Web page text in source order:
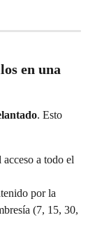
en una
. Esto
a todo el
por la
(7, 15, 30,